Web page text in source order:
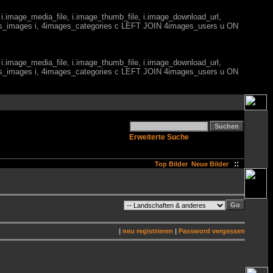
i.image_thumb_file, i.image_download_url,
i, 4images_categories c LEFT JOIN 4images_users u ON
i.image_thumb_file, i.image_download_url,
i, 4images_categories c LEFT JOIN 4images_users u ON
Erweiterte Suche
Top Bilder Neue Bilder ::
| neu registrieren | Password vergessen